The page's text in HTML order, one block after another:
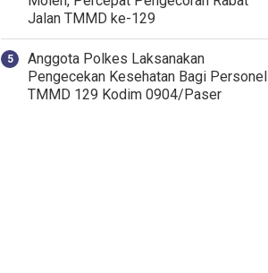
Jalan TMMD ke-129
Anggota Polkes Laksanakan
Pengecekan Kesehatan Bagi Personel
TMMD 129 Kodim 0904/Paser